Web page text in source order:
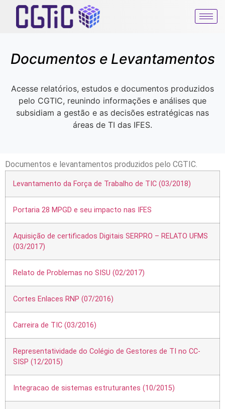
Documentos e Levantamentos
Acesse relatórios, estudos e documentos produzidos
pelo CGTIC, reunindo informações e análises que
subsidiam a gestão e as decisões estratégicas nas
áreas de TI das IFES.
Documentos e levantamentos produzidos pelo CGTIC.
Levantamento da Força de Trabalho de TIC (03/2018)
Portaria 28 MPGD e seu impacto nas IFES
Aquisição de certificados Digitais SERPRO – RELATO UFMS
(03/2017)
Relato de Problemas no SISU (02/2017)
Cortes Enlaces RNP (07/2016)
Carreira de TIC (03/2016)
Representatividade do Colégio de Gestores de TI no CC-
SISP (12/2015)
Integracao de sistemas estruturantes (10/2015)